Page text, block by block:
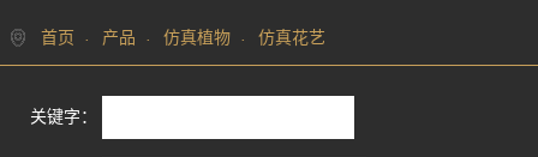
首页 产品 仿真植物 仿真花艺
关键字：